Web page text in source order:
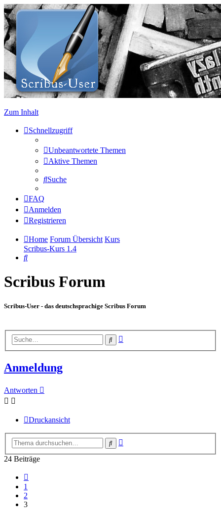
Zum Inhalt
Schnellzugriff
Unbeantwortete Themen
Aktive Themen
Suche
FAQ
Anmelden
Registrieren
Home Forum Übersicht Kurs
Scribus-Kurs 1.4
Suche
Scribus Forum
Scribus-User - das deutschsprachige Scribus Forum
Suche
Anmeldung
Antworten
Druckansicht
Suche
24 Beiträge
1
2
3